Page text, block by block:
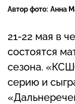
Автор фото: Анна
21-22 мая в
состоятся
сезона.
серию и